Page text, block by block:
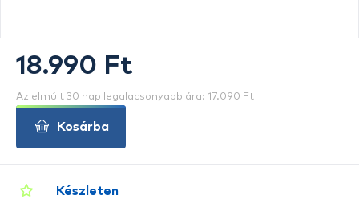
Készleten
18.990 Ft
Az elmúlt 30 nap legalacsonyabb ára: 17.090 Ft
Kosárba